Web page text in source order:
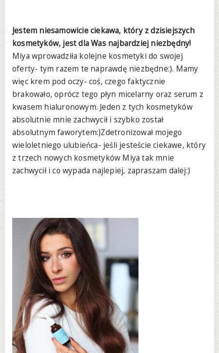
Jestem niesamowicie ciekawa, który z dzisiejszych
kosmetyków, jest dla Was najbardziej niezbędny!
Miya wprowadziła kolejne kosmetyki do swojej
oferty- tym razem te naprawdę niezbędne:). Mamy
więc krem pod oczy- coś, czego faktycznie
brakowało, oprócz tego płyn micelarny oraz serum z
kwasem hialuronowym. Jeden z tych kosmetyków
absolutnie mnie zachwycił i szybko został
absolutnym faworytem:)Zdetronizował mojego
wieloletniego ulubieńca- jeśli jesteście ciekawe, który
z trzech nowych kosmetyków Miya tak mnie
zachwycił i co wypada najlepiej, zapraszam dalej:)